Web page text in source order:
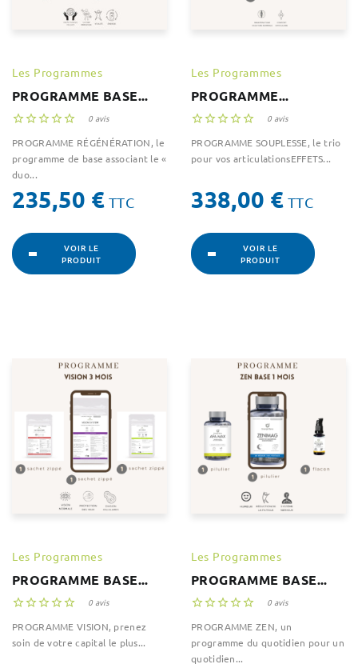
Les Programmes
PROGRAMME BASE...
 0 avis
PROGRAMME RÉGÉNÉRATION, le
programme de base associant le «
duo...
235,50 € TTC
VOIR LE
PRODUIT
Les Programmes
PROGRAMME...
 0 avis
PROGRAMME SOUPLESSE, le trio
pour vos articulationsEFFETS...
338,00 € TTC
VOIR LE
PRODUIT
Les Programmes
PROGRAMME BASE...
 0 avis
PROGRAMME VISION, prenez
soin de votre capital le plus...
Les Programmes
PROGRAMME BASE...
 0 avis
PROGRAMME ZEN, un
programme du quotidien pour un
quotidien...